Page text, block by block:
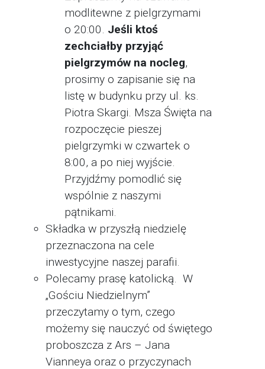
modlitewne z pielgrzymami
o 20:00. Jeśli ktoś
zechciałby przyjąć
pielgrzymów na nocleg,
prosimy o zapisanie się na
listę w budynku przy ul. ks.
Piotra Skargi. Msza Święta na
rozpoczęcie pieszej
pielgrzymki w czwartek o
8:00, a po niej wyjście.
Przyjdźmy pomodlić się
wspólnie z naszymi
pątnikami.
Składka w przyszłą niedzielę
przeznaczona na cele
inwestycyjne naszej parafii.
Polecamy prasę katolicką. W
„Gościu Niedzielnym”
przeczytamy o tym, czego
możemy się nauczyć od świętego
proboszcza z Ars – Jana
Vianneya oraz o przyczynach